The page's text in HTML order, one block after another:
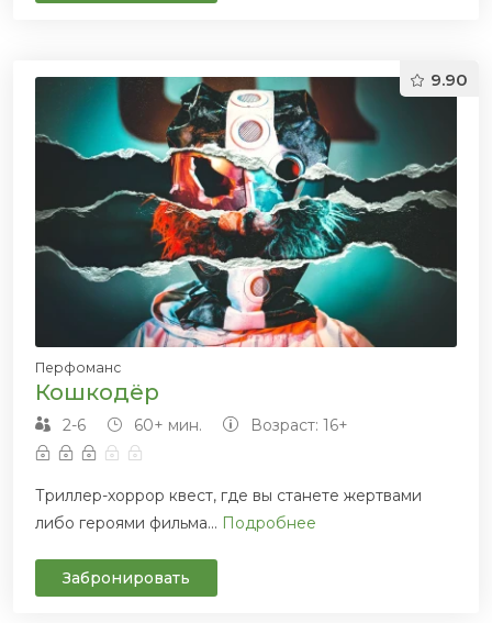
9.90
Перфоманс
Кошкодёр
2-6 60+ мин. Возраст: 16+
Триллер-хоррор квест, где вы станете жертвами
либо героями фильма... Подробнее
Забронировать